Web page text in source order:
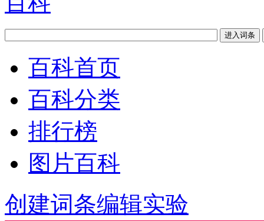
百科首页
百科分类
排行榜
图片百科
创建词条编辑实验